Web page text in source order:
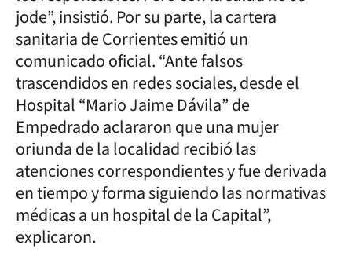
jode”, insistió. Por su parte, la cartera
sanitaria de Corrientes emitió un
comunicado oficial. “Ante falsos
trascendidos en redes sociales, desde el
Hospital “Mario Jaime Dávila” de
Empedrado aclararon que una mujer
oriunda de la localidad recibió las
atenciones correspondientes y fue derivada
en tiempo y forma siguiendo las normativas
médicas a un hospital de la Capital”,
explicaron.